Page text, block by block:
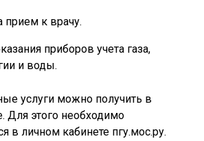
прием к врачу.
приборов учета газа,
и воды.
услуги можно получить в
Для этого необходимо
в личном кабинете пгу.мос.ру.